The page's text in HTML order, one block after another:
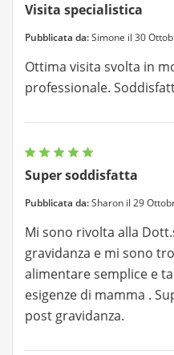
Visita specialistica
Pubblicata da:Simone il 30
Ottima visita svolta in
professionale.
Super soddisfatta
Pubblicata da:Sharon il 29
Mi sono rivolta alla
gravidanza e mi sono
alimentare semplice e
esigenze di mamma .
post gravidanza.